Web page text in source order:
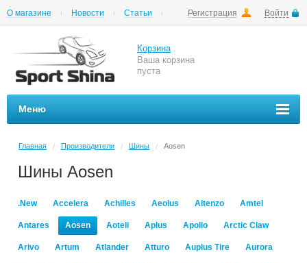
Регистрация Войти
О магазине Новости
Статьи
Корзина
Ваша корзина
пуста
Меню
Главная / Производители / Шины / Aosen
Шины Aosen
.New Accelera Achilles Aeolus Altenzo Amtel
Antares Aosen Aoteli Aplus Apollo Arctic Claw
Arivo Artum Atlander Atturo Auplus Tire Aurora